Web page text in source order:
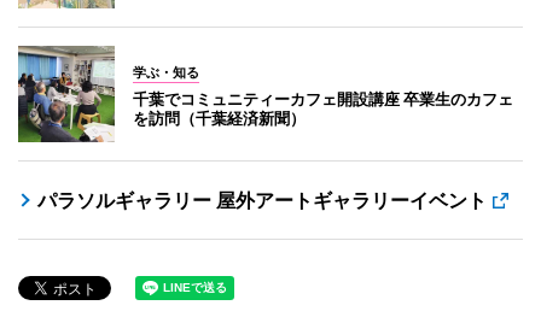
学ぶ・知る
千葉でコミュニティーカフェ開設講座 卒業生のカフェ
を訪問（千葉経済新聞）
パラソルギャラリー 屋外アートギャラリーイベント